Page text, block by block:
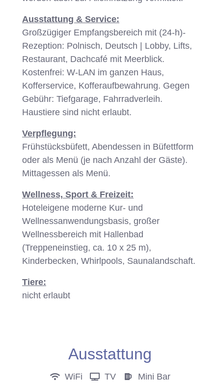
Ausstattung & Service:
Großzügiger Empfangsbereich mit (24-h)-
Rezeption: Polnisch, Deutsch | Lobby, Lifts,
Restaurant, Dachcafé mit Meerblick.
Kostenfrei: W-LAN im ganzen Haus,
Kofferservice, Kofferaufbewahrung. Gegen
Gebühr: Tiefgarage, Fahrradverleih.
Haustiere sind nicht erlaubt.
Verpflegung:
Frühstücksbüfett, Abendessen in Büfettform
oder als Menü (je nach Anzahl der Gäste).
Mittagessen als Menü.
Wellness, Sport & Freizeit:
Hoteleigene moderne Kur- und
Wellnessanwendungsbasis, großer
Wellnessbereich mit Hallenbad
(Treppeneinstieg, ca. 10 x 25 m),
Kinderbecken, Whirlpools, Saunalandschaft.
Tiere:
nicht erlaubt
Ausstattung
WiFi TV
Mini Bar